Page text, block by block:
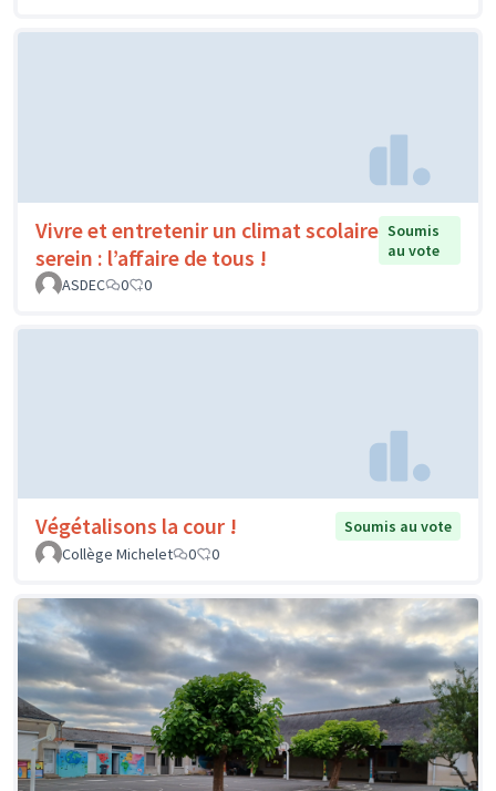
Vivre et entretenir un climat scolaire
serein : l’affaire de tous !
Soumis
au vote
ASDEC
0 0
Végétalisons la cour !
Soumis au vote
Collège Michelet
0 0